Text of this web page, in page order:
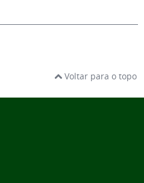
Voltar para o topo